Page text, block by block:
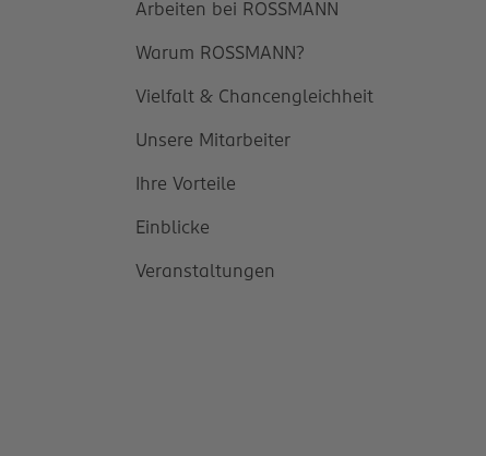
Arbeiten bei ROSSMANN
Warum ROSSMANN?
Vielfalt & Chancengleichheit
Unsere Mitarbeiter
Ihre Vorteile
Einblicke
Veranstaltungen